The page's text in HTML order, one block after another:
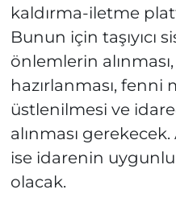
kaldırma-iletme
Bunun için taşıyıcı
önlemlerin
hazırlanması, fenni
üstlenilmesi ve
alınması
ise idarenin
olacak.